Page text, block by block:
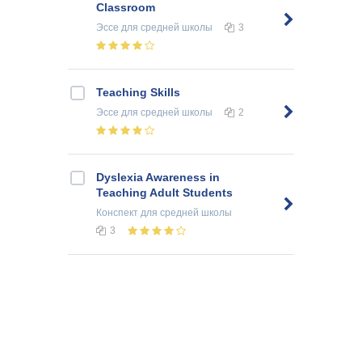
Classroom
Эссе для средней школы 3
Teaching Skills
Эссе для средней школы 2
Dyslexia Awareness in
Teaching Adult Students
Конспект для средней школы
3